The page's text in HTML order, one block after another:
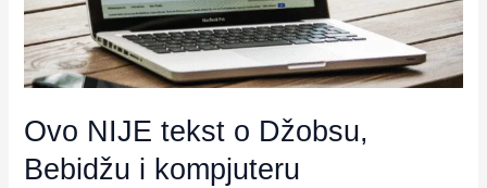
Ovo NIJE tekst o Džobsu,
Bebidžu i kompjuteru
i
kompjuteru